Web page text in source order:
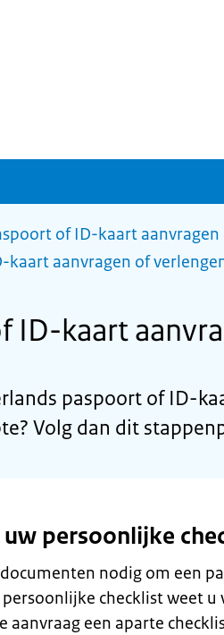
of ID-kaart
kaart aanvragen of
ID-kaart
paspoort of ID-
Volg dan dit
uw persoonlijke
nodig om een
checklist weet
aanvraag een aparte